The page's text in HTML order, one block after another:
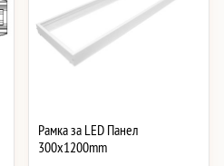
Рамка за LED Панел
300x1200mm